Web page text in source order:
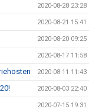
2020-08-28 23:28
2020-08-21 15:41
2020-08-20 09:25
2020-08-17 11:58
2020-08-11 11:43
2020-08-03 22:40
2020-07-15 19:31